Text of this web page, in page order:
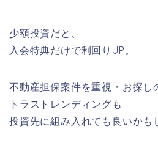
少額投資だと、
入会特典だけで利回りUP。
不動産担保案件を重視・お探し
トラストレンディングも
投資先に組み入れても良いかも